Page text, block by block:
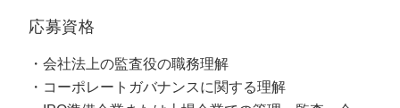
動画ディレクター
営業
応募資格
会社法上の監査役の職務理解
コーポレートガバナンスに関する理解